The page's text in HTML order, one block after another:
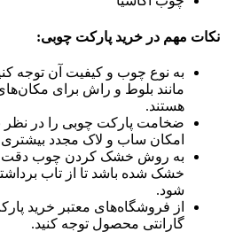
نکات مهم در خرید پارکت چوبی:
به نوع چوب و کیفیت آن توجه
مانند بلوط و راش برای
هستند.
ضخامت پارکت چوبی را در نظر
امکان ساب و لاک مجدد بیشتری
به روش خشک کردن چوب دقت
خشک شده باشد تا از تاب
شود.
از فروشگاه‌های معتبر خرید
گارانتی محصول توجه کنید.